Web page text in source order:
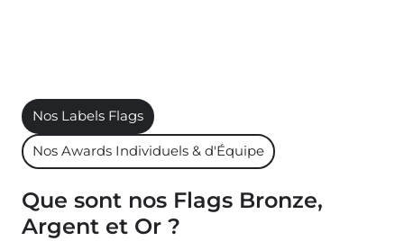
Nos Labels Flags
Nos Awards Individuels & d'Équipe
Que sont nos Flags Bronze,
Argent et Or ?